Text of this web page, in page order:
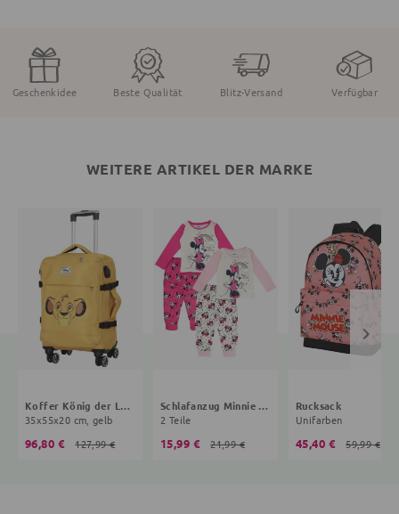
Geschenkidee Beste Qualität Blitz-Versand Verfügbar
WEITERE ARTIKEL DER MARKE
Koffer König der Löwen
35x55x20 cm, gelb
96,80 € 127,99 €
Schlafanzug Minnie Mouse
2 Teile
15,99 € 21,99 €
Rucksack
Unifarben
45,40 € 59,99 €